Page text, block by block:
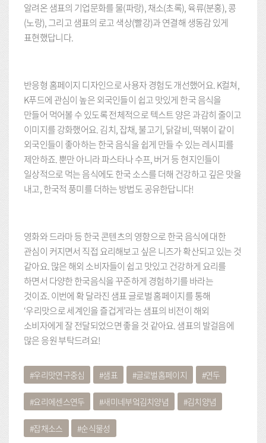
알려온 샘표의 기업문화를 물(파랑), 채소(초록), 육류(분홍), 콩
(노랑), 그리고 샘표의 로고 색상(빨강)과 연결해 생동감 있게
표현했답니다.
반응형 홈페이지 디자인으로 사용자 경험도 개선했어요. K컬쳐,
K푸드에 관심이 높은 외국인들이 쉽고 맛있게 한국 음식을
만들어 먹어볼 수 있도록 전체적으로 텍스트 양은 과감히 줄이고
이미지를 강화했어요. 김치, 잡채, 불고기, 닭갈비, 떡볶이 같이
외국인들이 좋아하는 한국 음식을 쉽게 만들 수 있는 레시피를
제안하죠. 뿐만 아니라 파스타나 수프, 버거 등 현지인들이
일상적으로 먹는 음식에도 한국 소스를 더해 건강하고 깊은 맛을
내고, 한국적 풍미를 더하는 방법도 공유한답니다!
영화와 드라마 등 한국 콘텐츠의 영향으로 한국 음식에 대한
관심이 커지면서 직접 요리해보고 싶은 니즈가 확산되고 있는 것
같아요. 많은 해외 소비자들이 쉽고 맛있고 건강하게 요리를
하면서 다양한 한국음식을 꾸준하게 경험하기를 바라는
것이죠. 이번에 확 달라진 샘표 글로벌 홈페이지를 통해
‘우리맛으로 세계인을 즐겁게’라는 샘표의 비전이 해외
소비자에게 잘 전달되었으면 좋을 것 같아요. 샘표의 발걸음에
많은 응원 부탁드려요!
우리맛연구중심 샘표 글로벌홈페이지 연두
요리에센스연두 새미네부엌김치양념 김치양념
잡채소스 순식물성